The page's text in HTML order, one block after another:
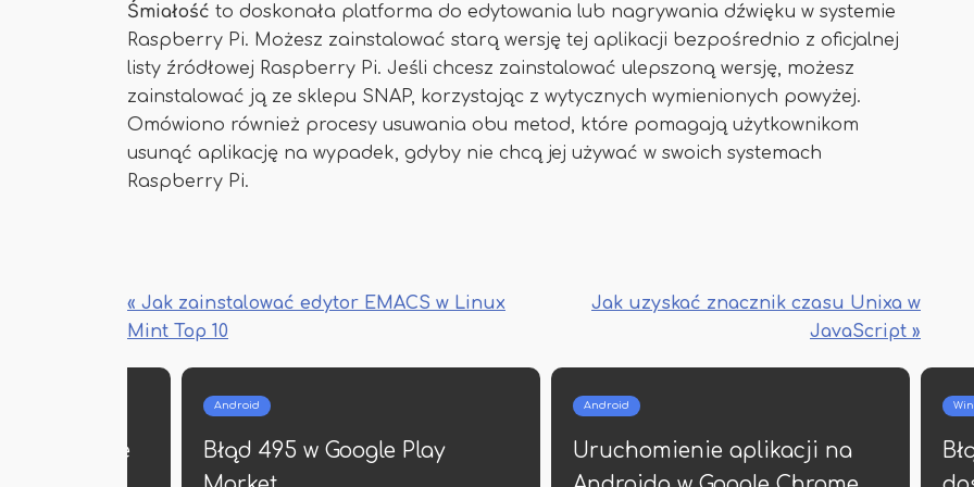
Śmiałość to doskonała platforma do edytowania lub nagrywania dźwięku w systemie
Raspberry Pi. Możesz zainstalować starą wersję tej aplikacji bezpośrednio z oficjalnej
listy źródłowej Raspberry Pi. Jeśli chcesz zainstalować ulepszoną wersję, możesz
zainstalować ją ze sklepu SNAP, korzystając z wytycznych wymienionych powyżej.
Omówiono również procesy usuwania obu metod, które pomagają użytkownikom
usunąć aplikację na wypadek, gdyby nie chcą jej używać w swoich systemach
Raspberry Pi.
« Jak zainstalować edytor EMACS w Linux
Mint Top 10
Jak uzyskać znacznik czasu Unixa w
JavaScript »
Android
Błąd 495 w Google Play
Android
Uruchomienie aplikacji na